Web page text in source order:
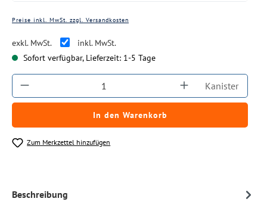
Preise inkl. MwSt. zzgl. Versandkosten
exkl. MwSt.
inkl. MwSt.
Sofort verfügbar, Lieferzeit: 1-5 Tage
Produkt Anzahl: Gib den gewünschten
Kanister
In den Warenkorb
Zum Merkzettel hinzufügen
Beschreibung